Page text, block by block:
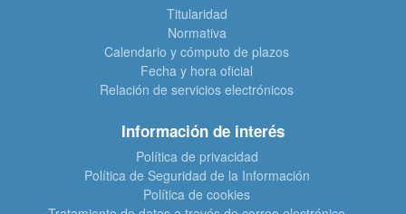
Titularidad
Normativa
Calendario y cómputo de plazos
Fecha y hora oficial
Relación de servicios electrónicos
Información de interés
Política de privacidad
Política de Seguridad de la Información
Política de cookies